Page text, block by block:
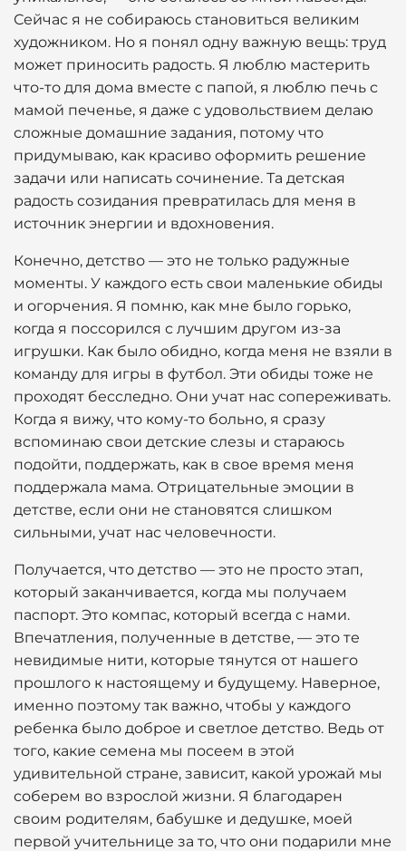
Сейчас я не собираюсь становиться великим
художником. Но я понял одну важную вещь: труд
может приносить радость. Я люблю мастерить
что-то для дома вместе с папой, я люблю печь с
мамой печенье, я даже с удовольствием делаю
сложные домашние задания, потому что
придумываю, как красиво оформить решение
задачи или написать сочинение. Та детская
радость созидания превратилась для меня в
источник энергии и вдохновения.
Конечно, детство — это не только радужные
моменты. У каждого есть свои маленькие обиды
и огорчения. Я помню, как мне было горько,
когда я поссорился с лучшим другом из-за
игрушки. Как было обидно, когда меня не взяли в
команду для игры в футбол. Эти обиды тоже не
проходят бесследно. Они учат нас сопереживать.
Когда я вижу, что кому-то больно, я сразу
вспоминаю свои детские слезы и стараюсь
подойти, поддержать, как в свое время меня
поддержала мама. Отрицательные эмоции в
детстве, если они не становятся слишком
сильными, учат нас человечности.
Получается, что детство — это не просто этап,
который заканчивается, когда мы получаем
паспорт. Это компас, который всегда с нами.
Впечатления, полученные в детстве, — это те
невидимые нити, которые тянутся от нашего
прошлого к настоящему и будущему. Наверное,
именно поэтому так важно, чтобы у каждого
ребенка было доброе и светлое детство. Ведь от
того, какие семена мы посеем в этой
удивительной стране, зависит, какой урожай мы
соберем во взрослой жизни. Я благодарен
своим родителям, бабушке и дедушке, моей
первой учительнице за то, что они подарили мне